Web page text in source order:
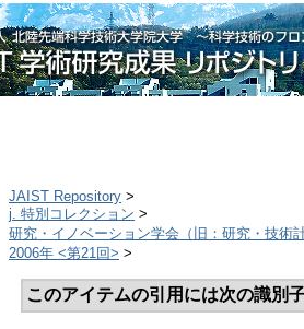
JAIST Repository >
j. 特別コレクション >
研究・イノベーション学会（旧：研究・技術
2006年 <第21回> >
このアイテムの引用には次の識別